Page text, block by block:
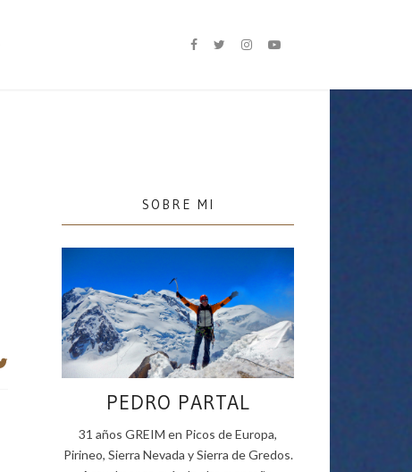
SOBRE MI
PEDRO PARTAL
31 años GREIM en Picos de Europa,
Pirineo, Sierra Nevada y Sierra de Gredos.